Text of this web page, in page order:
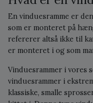
En vinduesramme er
som er monteret på
refererer altså ikke til
er monteret i og som
Vinduesrammer i vores
vinduesrammer i
klassiske, smalle